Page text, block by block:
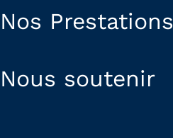
Nos Prestations
Nous soutenir